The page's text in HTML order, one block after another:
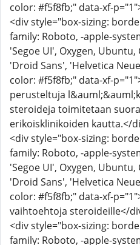
color: #f5f8fb;" data-xf-
<div style="box-sizing:
family: Roboto, -apple-
'Segoe UI', Oxygen, Ubuntu,
'Droid Sans', 'Helvetica
color: #f5f8fb;" data-xf-
perusteltuja
steroideja toimitetaan
erikoisklinikoiden kautta.</
<div style="box-sizing:
family: Roboto, -apple-
'Segoe UI', Oxygen, Ubuntu,
'Droid Sans', 'Helvetica
color: #f5f8fb;" data-xf-
vaihtoehtoja steroideille</
<div style="box-sizing:
family: Roboto, -apple-